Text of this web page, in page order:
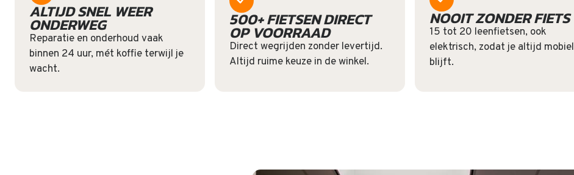
ALTIJD SNEL WEER
ONDERWEG
Reparatie en onderhoud vaak
binnen 24 uur, mét koffie terwijl je
wacht.
500+ FIETSEN DIRECT
OP VOORRAAD
Direct wegrijden zonder levertijd.
Altijd ruime keuze in de winkel.
NOOIT ZONDER FIETS
15 tot 20 leenfietsen, ook
elektrisch, zodat je altijd mobiel
blijft.